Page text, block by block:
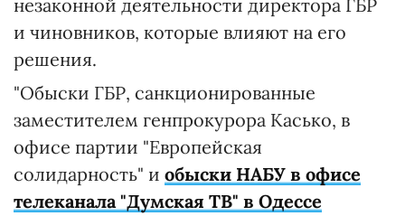
незаконной деятельности директора ГБР
и чиновников, которые влияют на его
решения.
"Обыски ГБР, санкционированные
заместителем генпрокурора Касько, в
офисе партии "Европейская
солидарность" и обыски НАБУ в офисе
телеканала "Думская ТВ" в Одессе